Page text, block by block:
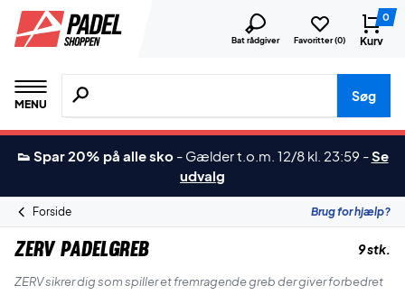
Bat rådgiver Favoritter (0)
0
Kurv
MENU
Søg efter produkter, mærker etc.
Søg
👟 Spar 20% på alle sko - Gælder t.o.m. 12/8 kl. 23:59 -Se
udvalg
Forside Brug for hjælp?
ZERV Padelgreb 9 stk.
ZERV sikrer dig som spiller et fremragende greb der giver forbedret